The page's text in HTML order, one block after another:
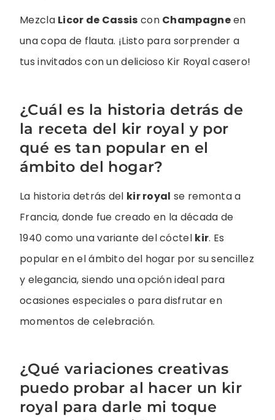
Mezcla Licor de Cassis con Champagneen
una copa de flauta. ¡Listo para sorprender a
tus invitados con un delicioso Kir Royal casero!
¿Cuál es la historia detrás de
la receta del kir royal y por
qué es tan popular en el
ámbito del hogar?
La historia detrás del kir royal se remonta a
Francia, donde fue creado en la década de
1940 como una variante del cóctel kir. Es
popular en el ámbito del hogar por su sencillez
y elegancia, siendo una opción ideal para
ocasiones especiales o para disfrutar en
momentos de celebración.
¿Qué variaciones creativas
puedo probar al hacer un kir
royal para darle mi toque